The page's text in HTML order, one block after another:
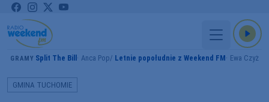
GRAMY Split The Bill Anca Pop Letnie popołudnie z Weekend FM Ewa Czyż
GMINA TUCHOMIE